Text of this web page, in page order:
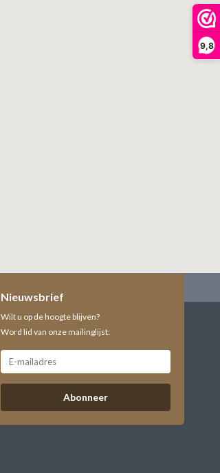
9,8
Nieuwsbrief
Wilt u op de hoogte blijven?
Word lid van onze mailinglijst:
Abonneer